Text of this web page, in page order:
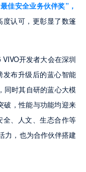
佳安全业务伙伴奖”，
度认可，更彰显了数篷
开发者大会在深圳
发布升级后的蓝心智能
同时其自研的蓝心大模
破，性能与功能均迎来
全、人文、生态合作等
力，也为合作伙伴搭建